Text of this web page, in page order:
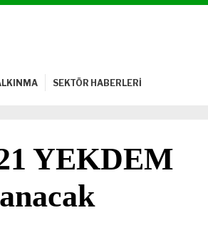
SEKTÖR HABERLERİ
YEKDEM